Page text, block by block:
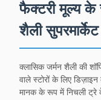
फैक्टरी मूल्य के
शैली सुपरमार्केट
क्लासिक जर्मन शैली की
वाले स्टोरों के लिए
मानक के रूप में निचली ट्रे